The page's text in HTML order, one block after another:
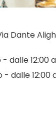
Dante
dalle 12:00
- dalle 12:00